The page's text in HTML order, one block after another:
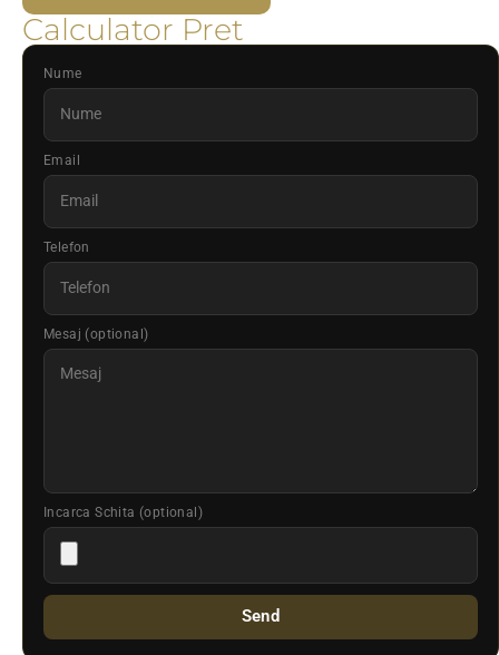
Calculator Pret
Nume
Email
Telefon
Mesaj (optional)
Incarca Schita (optional)
Send